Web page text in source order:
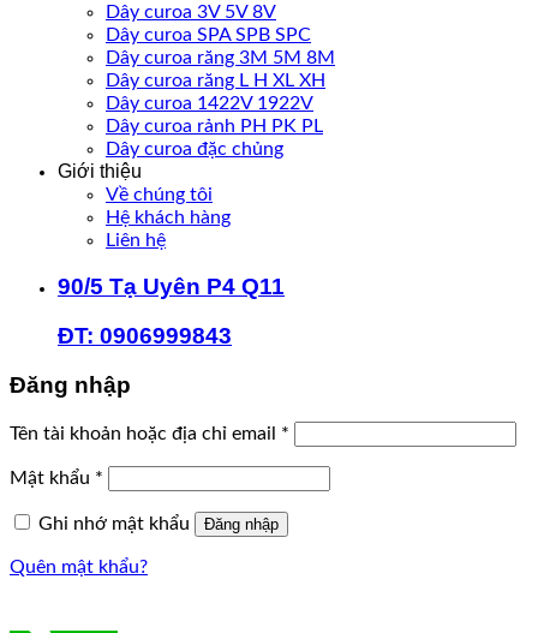
Dây curoa 3V 5V 8V
Dây curoa SPA SPB SPC
Dây curoa răng 3M 5M 8M
Dây curoa răng L H XL XH
Dây curoa 1422V 1922V
Dây curoa rảnh PH PK PL
Dây curoa đặc chủng
Giới thiệu
Về chúng tôi
Hệ khách hàng
Liên hệ
90/5 Tạ Uyên P4 Q11
ĐT: 0906999843
Đăng nhập
Tên tài khoản hoặc địa chỉ email *
Mật khẩu *
Ghi nhớ mật khẩu
Đăng nhập
Quên mật khẩu?